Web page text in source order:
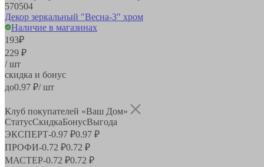
570504
Декор зеркальный "Весна-3" хром
Наличие в магазинах
193₽
229 ₽
/ шт
скидка и бонус
до0.97 ₽/ шт
Клуб покупателей «Ваш Дом»
СтатусСкидкаБонусВыгода
ЭКСПЕРТ-0.97 ₽0.97 ₽
ПРОФИ-0.72 ₽0.72 ₽
МАСТЕР-0.72 ₽0.72 ₽